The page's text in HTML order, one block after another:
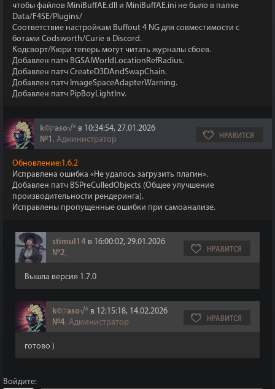
чтобы файлов MiniBuffAE.dll и MiniBuffAE.ini не было в папке
Data/F4SE/Plugins/
Соответствие настройкам Buffout 4 NG для совместимости с
ботами Codsworth/Curie в Discord.
Кодсворт/Кюри теперь могут читать журналы сбоев.
Добавлен патч BGSAIWorldLocationRefRadius.
Добавлен патч CreateD3DAndSwapChain.
Добавлен патч ImageSpaceAdapterWarning.
Добавлен патч PipBoyLightInv.
k©קaso√® в 10:34:54, 27.01.2026
№1 , Администратор НРАВИТСЯ
Обновление:1.6.2
Исправлена ​​ошибка «Не удалось загрузить плагин».
Добавлен патч BSPreCulledObjects (Общее улучшение
производительности рендеринга).
Исправлены пропущенные ошибки при самоанализе.
stimul14 в 16:00:02, 29.01.2026
№2, НРАВИТСЯ
Вышла версия 1.7.0
k©קaso√® в 12:15:18, 14.02.2026
№4, Администратор НРАВИТСЯ
готово )
Войдите: